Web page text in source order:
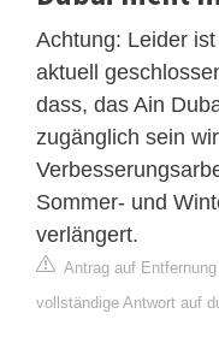
Achtung: Leider
aktuell
dass, das Ain
zugänglich sein
Sommer- und
verlängert.
Antrag auf
vollständige Antwort auf